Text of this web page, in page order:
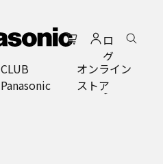
ロ
グ
イ
ン
CLUB
Panasonic
オンライン
ストア